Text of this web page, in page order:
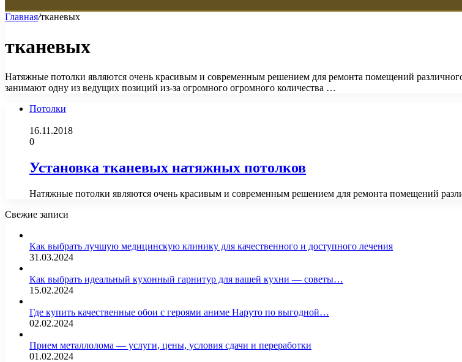
Главная/тканевых
тканевых
Натяжные потолки являются очень красивым и современным решением для ремонта помещений
занимают одну из ведущих позиций из-за огромного огромного количества …
Потолки
16.11.2018
0
Установка тканевых натяжных потолков
Натяжные потолки являются очень красивым и современным решением для ремонта помещений
Свежие записи
Как выбрать лучшую медицинскую клинику для качественного и доступного лечения
31.03.2024
Как выбрать идеальный кухонный гарнитур для вашей кухни — советы…
15.02.2024
Где купить качественные обои с героями аниме Наруто по выгодной…
02.02.2024
Прием металлолома — услуги, цены, условия сдачи и переработки
01.02.2024